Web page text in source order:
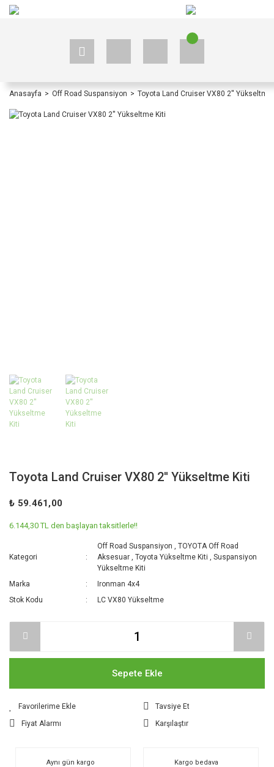
Anasayfa Off Road Suspansiyon Toyota Land Cruiser VX80 2'' Yükseltme
Toyota Land Cruiser VX80 2'' Yükseltme Kiti
₺ 59.461,00
6.144,30 TL den başlayan taksitlerle!!
Kategori
Off Road Suspansiyon ,TOYOTA Off Road
Aksesuar
,Toyota Yükseltme Kiti ,Suspansiyon
Yükseltme Kiti
Marka
Ironman 4x4
Stok Kodu
LC VX80 Yükseltme
Sepete Ekle
Tavsiye Et
Fiyat Alarmı
Karşılaştır
Aynı gün kargo Kargo bedava